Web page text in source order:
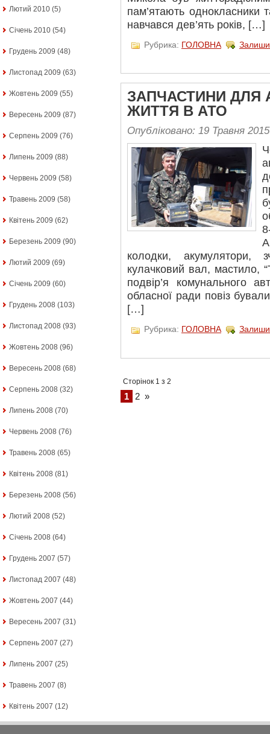
Лютий 2010 (5)
Січень 2010 (54)
Грудень 2009 (48)
Листопад 2009 (63)
Жовтень 2009 (55)
Вересень 2009 (87)
Серпень 2009 (76)
Липень 2009 (88)
Червень 2009 (58)
Травень 2009 (58)
Квітень 2009 (62)
Березень 2009 (90)
Лютий 2009 (69)
Січень 2009 (60)
Грудень 2008 (103)
Листопад 2008 (93)
Жовтень 2008 (96)
Вересень 2008 (68)
Серпень 2008 (32)
Липень 2008 (70)
Червень 2008 (76)
Травень 2008 (65)
Квітень 2008 (81)
Березень 2008 (56)
Лютий 2008 (52)
Січень 2008 (64)
Грудень 2007 (57)
Листопад 2007 (48)
Жовтень 2007 (44)
Вересень 2007 (31)
Серпень 2007 (27)
Липень 2007 (25)
Травень 2007 (8)
Квітень 2007 (12)
пам’ятають
навчався дев’ять років, […]
Рубрика: ГОЛОВНА
ЗАПЧАСТИНИ ДЛЯ
ЖИТТЯ В АТО
Опубліковано: 19 Травня 2015
колодки, акумулятори,
кулачковий вал, мастило,
подвір’я комунального
обласної ради повіз
[…]
Рубрика: ГОЛОВНА
Сторінок 1 з 2
1 2 »